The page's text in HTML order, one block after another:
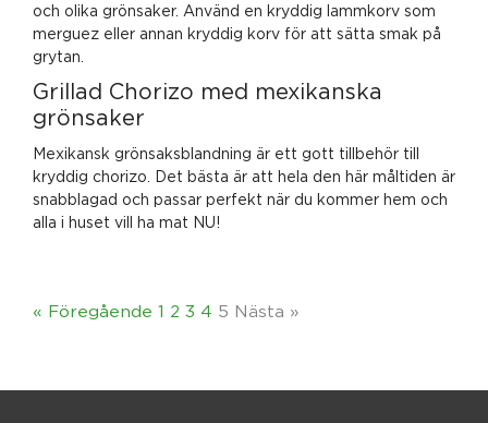
och olika grönsaker. Använd en kryddig lammkorv som
merguez eller annan kryddig korv för att sätta smak på
grytan.
Grillad Chorizo med mexikanska
grönsaker
Mexikansk grönsaksblandning är ett gott tillbehör till
kryddig chorizo. Det bästa är att hela den här måltiden är
snabblagad och passar perfekt när du kommer hem och
alla i huset vill ha mat NU!
« Föregående 1 2 3 4 5 Nästa »